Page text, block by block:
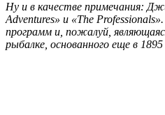
Ну и в качестве примечания:
Adventures» и «The
программ и, пожалуй,
рыбалке, основанного еще в 1895